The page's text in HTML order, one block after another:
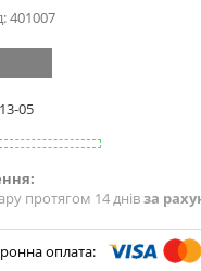
401007
05
протягом 14 днівза